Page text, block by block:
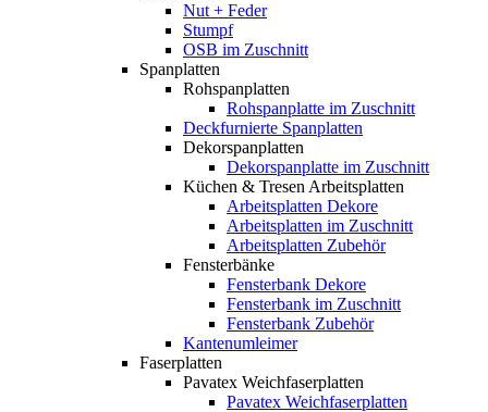
Nut + Feder
Stumpf
OSB im Zuschnitt
Spanplatten
Rohspanplatten
Rohspanplatte im Zuschnitt
Deckfurnierte Spanplatten
Dekorspanplatten
Dekorspanplatte im Zuschnitt
Küchen & Tresen Arbeitsplatten
Arbeitsplatten Dekore
Arbeitsplatten im Zuschnitt
Arbeitsplatten Zubehör
Fensterbänke
Fensterbank Dekore
Fensterbank im Zuschnitt
Fensterbank Zubehör
Kantenumleimer
Faserplatten
Pavatex Weichfaserplatten
Pavatex Weichfaserplatten